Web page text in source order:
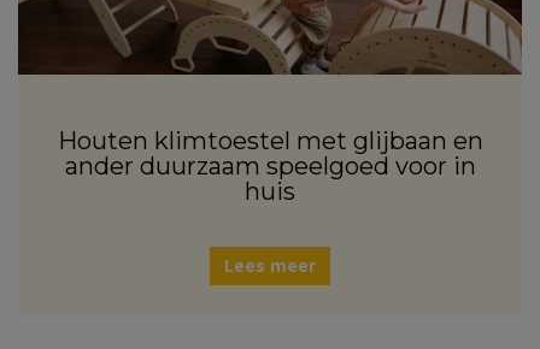
Houten klimtoestel met glijbaan en
ander duurzaam speelgoed voor in
huis
Lees meer